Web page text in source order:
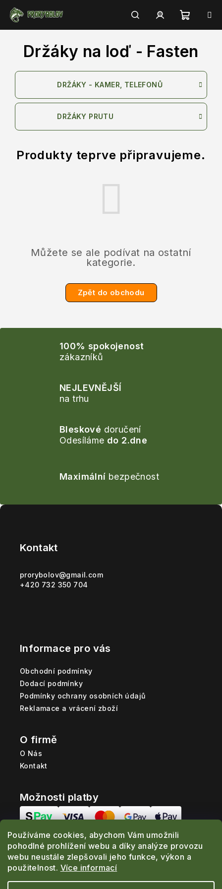
Používáme cookies, abychom Vám umožnili
pohodlné prohlížení webu a díky analýze provozu
webu neustále zlepšovali jeho funkce, výkon a
použitelnost. Více informací
obsah
HledatPřihlášení
košík
Držáky na loď - Fasten
DRŽÁKY - KAMER, TELEFONŮ
DRŽÁKY PRUTU
Produkty teprve připravujeme.
Můžete se ale podívat na ostatní
kategorie.
Zpět do obchodu
100% spokojenost
zákazníků
NEJLEVNĚJŠÍ
na trhu
Bleskové doručení
Odesíláme do 2.dne
Maximální bezpečnost
Kontakt
prorybolov@gmail.com
+420 732 350 704
Informace pro vás
Obchodní podmínky
Dodací podmínky
Podmínky ochrany osobních údajů
Reklamace a vrácení zboží
O firmě
O Nás
Kontakt
Možnosti platby
Možnosti dopravy